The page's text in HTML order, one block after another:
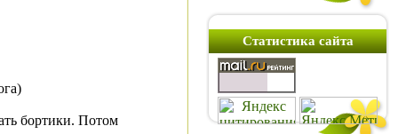
бортики. Потом
Статистика сайта